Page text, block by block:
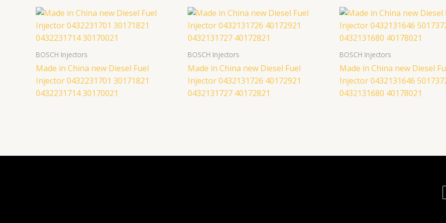
BOSCH Injectors
Made in China new Diesel Fuel
Injector 0432231701 30171821
0432231714 30170021
BOSCH Injectors
Made in China new Diesel Fuel
Injector 0432131726 40172921
0432131727 40172821
BOSCH Injectors
Made in China new Diesel
Injector 0432131646
0432131680 40178021